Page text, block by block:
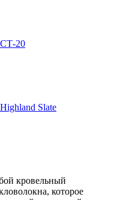
СТ-20
Slate
кровельный
которое